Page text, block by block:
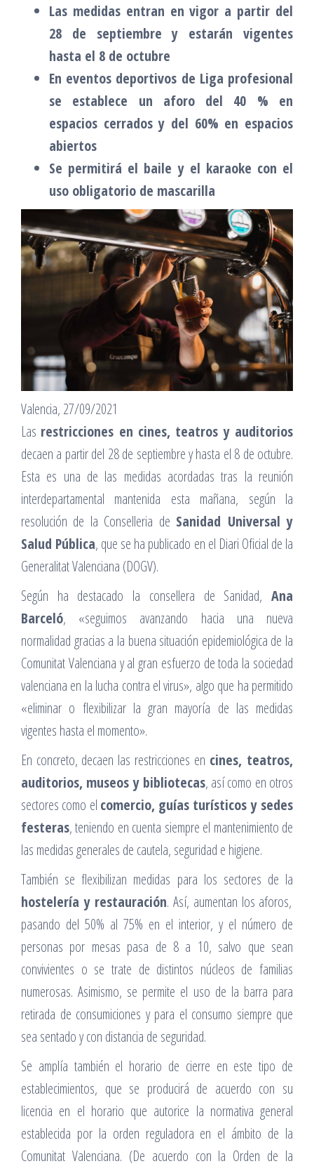
Las medidas entran en vigor a partir del
28 de septiembre y estarán vigentes
hasta el 8 de octubre
En eventos deportivos de Liga profesional
se establece un aforo del 40 % en
espacios cerrados y del 60% en espacios
abiertos
Se permitirá el baile y el karaoke con el
uso obligatorio de mascarilla
Valencia, 27/09/2021
Las restricciones en cines, teatros y auditorios
decaen a partir del 28 de septiembre y hasta el 8 de octubre.
Esta es una de las medidas acordadas tras la reunión
interdepartamental mantenida esta mañana, según la
resolución de la Conselleria de Sanidad Universal y
Salud Pública, que se ha publicado en el Diari Oficial de la
Generalitat Valenciana (DOGV).
Según ha destacado la consellera de Sanidad, Ana
Barceló, «seguimos avanzando hacia una nueva
normalidad gracias a la buena situación epidemiológica de la
Comunitat Valenciana y al gran esfuerzo de toda la sociedad
valenciana en la lucha contra el virus», algo que ha permitido
«eliminar o flexibilizar la gran mayoría de las medidas
vigentes hasta el momento».
En concreto, decaen las restricciones en cines, teatros,
auditorios, museos y bibliotecas, así como en otros
sectores como el comercio, guías turísticos y sedes
festeras, teniendo en cuenta siempre el mantenimiento de
las medidas generales de cautela, seguridad e higiene.
También se flexibilizan medidas para los sectores de la
hostelería y restauración. Así, aumentan los aforos,
pasando del 50% al 75% en el interior, y el número de
personas por mesas pasa de 8 a 10, salvo que sean
convivientes o se trate de distintos núcleos de familias
numerosas. Asimismo, se permite el uso de la barra para
retirada de consumiciones y para el consumo siempre que
sea sentado y con distancia de seguridad.
Se amplía también el horario de cierre en este tipo de
establecimientos, que se producirá de acuerdo con su
licencia en el horario que autorice la normativa general
establecida por la orden reguladora en el ámbito de la
Comunitat Valenciana. (De acuerdo con la Orden de la